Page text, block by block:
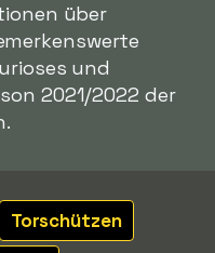
über
und
2021/2022 der
Torschützen